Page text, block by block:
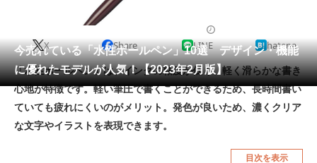
パソコン・タブレット
ペット 家電
工具・DIY 本・DVD・CD
生活家電 生活用品
空調・季節家電 美容・コスメ
今売れている「水性ボールペン」10選 デザイン・機能
に優れたモデルが人気！【2023年2月版】
X Share LINE hatena
「水性ボールペン」は、インクの粘度が低く、軽く滑らかな書き
心地が特徴です。軽い筆圧で書くことができるため、長時間書い
ていても疲れにくいのがメリット。発色が良いため、濃くクリア
な文字やイラストを表現できます。
目次を表示